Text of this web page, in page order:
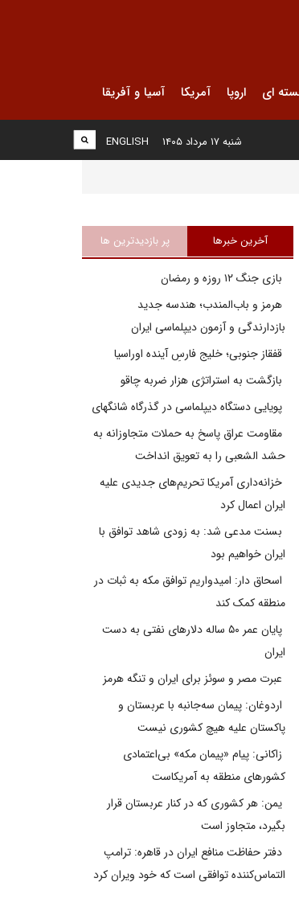
ای اروپا آمریکا آسیا و آفریقا
ENGLISH شنبه ۱۷ مرداد ۱۴۰۵
آخرین خبرها پر بازدیدترین ها
بازی جنگ ۱۲ روزه و رمضان
هرمز و باب‌المندب؛ هندسه جدید
بازدارندگی و آزمون دیپلماسی ایران
قفقاز جنوبی؛ خلیج فارسِ آینده اوراسیا
بازگشت به استراتژی هزار ضربه چاقو
پویایی دستگاه دیپلماسی در گذرگاه شانگهای
مقاومت عراق پاسخ به حملات متجاوزانه به
حشد الشعبی را به تعویق انداخت
خزانه‌داری آمریکا تحریم‌های جدیدی علیه
ایران اعمال کرد
بسنت مدعی شد: به زودی شاهد توافق با
ایران خواهیم بود
اسحاق دار: امیدواریم توافق مکه به ثبات در
منطقه کمک کند
پایان عمر ۵۰ ساله دلارهای نفتی به دست
ایران
عبرت مصر و سوئز برای ایران و تنگه هرمز
اردوغان: پیمان سه‌جانبه با عربستان و
پاکستان علیه هیچ کشوری نیست
زاکانی: پیام «پیمان مکه» بی‌اعتمادی
کشورهای منطقه به آمریکاست
یمن: هر کشوری که در کنار عربستان قرار
بگیرد، متجاوز است
دفتر حفاظت منافع ایران در قاهره: ترامپ
التماس‌کننده توافقی است که خود ویران کرد